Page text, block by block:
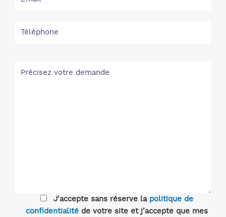
J'accepte sans réserve la politique de
confidentialité de votre site et j'accepte que mes